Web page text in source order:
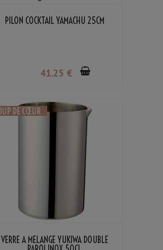
PILON COCKTAIL YAMACHU 25CM
41.25 €
VERRE À MÉLANGE YUKIWA DOUBLE